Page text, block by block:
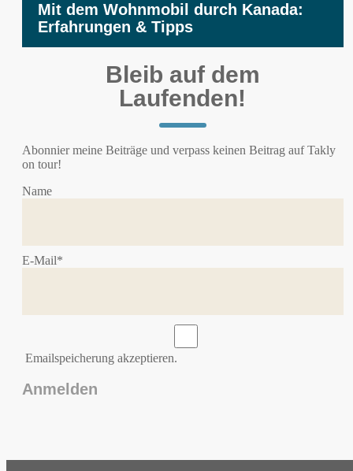
Mit dem Wohnmobil durch Kanada:
Erfahrungen & Tipps
Bleib auf dem
Laufenden!
Abonnier meine Beiträge und verpass keinen Beitrag auf Takly
on tour!
Name
E-Mail*
Emailspeicherung akzeptieren.